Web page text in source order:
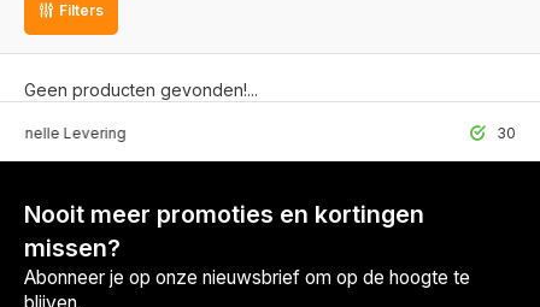
Filters
Geen producten gevonden!...
Levering 30 Dagen
Nooit meer promoties en kortingen
missen?
Abonneer je op onze nieuwsbrief om op de hoogte te